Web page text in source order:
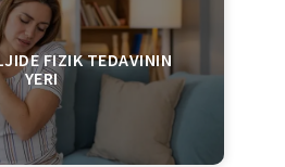
FIZIK TEDAVININ
YERI